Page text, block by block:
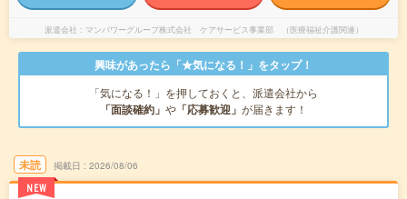
派遣会社 マンパワーグループ株式会社 ケアサービス事業部 （医療福祉介護関連）
興味があったら「★気になる！」をタップ！
「気になる！」を押しておくと、派遣会社から
「面談確約」 や 「応募歓迎」 が届きます！
未読
NEW
掲載日 2026/08/06